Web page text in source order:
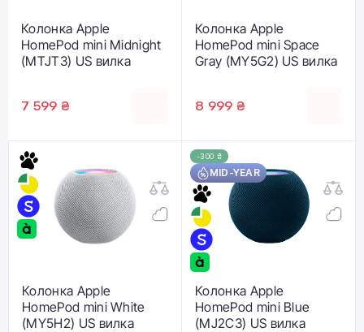
Колонка Apple
HomePod mini Midnight
(MTJT3) US вилка
7 599 ₴
Колонка Apple
HomePod mini Space
Gray (MY5G2) US вилка
8 999 ₴
Колонка Apple
HomePod mini White
(MY5H2) US вилка
-300 ₴
MID-YEAR
Колонка Apple
HomePod mini Blue
(MJ2C3) US вилка